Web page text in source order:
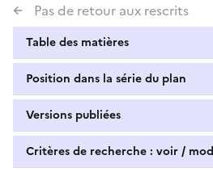
Pas de retour aux rescrits
Table des matières
Position dans la série du plan
Versions publiées
Critères de recherche : voir /